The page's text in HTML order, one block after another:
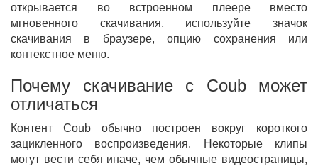
открывается во встроенном плеере вместо
мгновенного скачивания, используйте значок
скачивания в браузере, опцию сохранения или
контекстное меню.
Почему скачивание с Coub может
отличаться
Контент Coub обычно построен вокруг короткого
зацикленного воспроизведения. Некоторые клипы
могут вести себя иначе, чем обычные видеостраницы,